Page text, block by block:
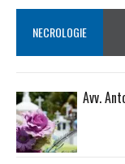
NECROLOGIE
Avv.